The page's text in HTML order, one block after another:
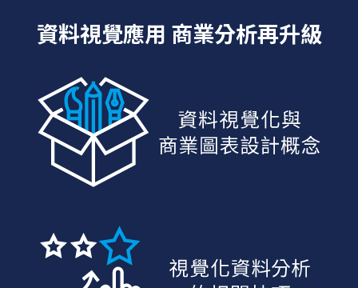
資料視覺應用 商業分析再升級